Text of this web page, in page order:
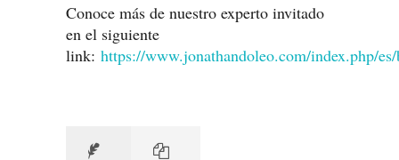
Conoce más de nuestro experto invitado
en el siguiente
link: https://www.jonathandoleo.com/index.php/